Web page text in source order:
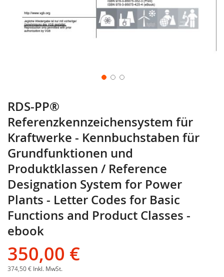
RDS-PP®
Referenzkennzeichensystem für
Kraftwerke - Kennbuchstaben für
Grundfunktionen und
Produktklassen / Reference
Designation System for Power
Plants - Letter Codes for Basic
Functions and Product Classes -
ebook
350,00 €
374,50 € Inkl. MwSt.